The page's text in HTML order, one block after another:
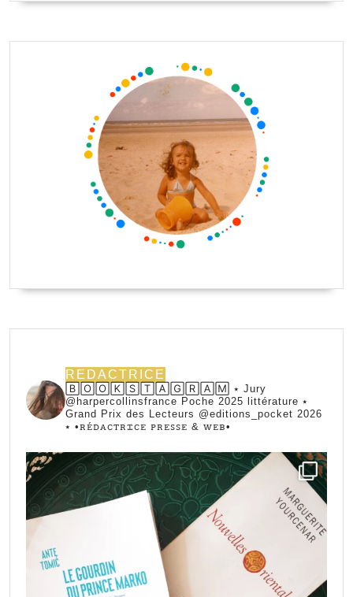
REDACTRICE
🄱🄾🄾🄺🅂🅃🄰🄶🅁🄰🄼 ⭑ Jury
@harpercollinsfrance Poche 2025 littérature ⭑
Grand Prix des Lecteurs @editions_pocket 2026
⭑ •ꭱꭼ́ꭰꭺꮯꭲꭱꮖꮯꭼ ꮲꭱꭼꮪꮪꭼ & ꮃꭼᏼ•